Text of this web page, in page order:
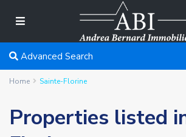
Advanced Search
Home Sainte-Florine
Properties listed